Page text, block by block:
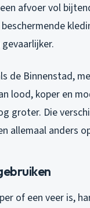
afvoer vol
de Binnenstad,
lood, koper en
groter. Die
allemaal anders
of een veer is,